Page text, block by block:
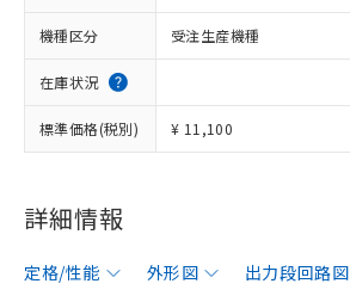
機種区分 受注生産機種
在庫状況
標準価格(税別) ¥ 11,100
詳細情報
定格/性能 外形図 出力段回路図